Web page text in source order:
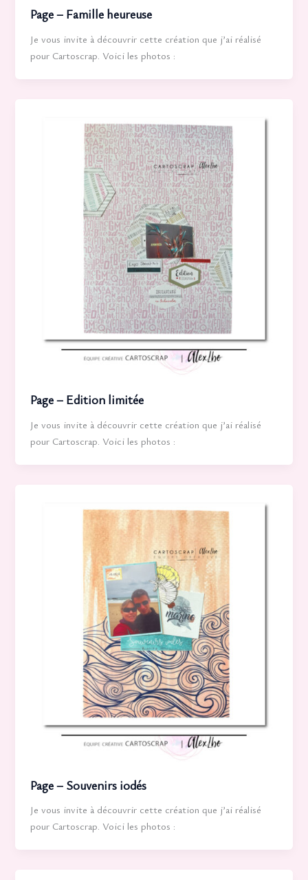
Page – Famille heureuse
Je vous invite à découvrir cette création que j’ai réalisé
pour Cartoscrap. Voici les photos :
Page – Edition limitée
Je vous invite à découvrir cette création que j’ai réalisé
pour Cartoscrap. Voici les photos :
Page – Souvenirs iodés
Je vous invite à découvrir cette création que j’ai réalisé
pour Cartoscrap. Voici les photos :